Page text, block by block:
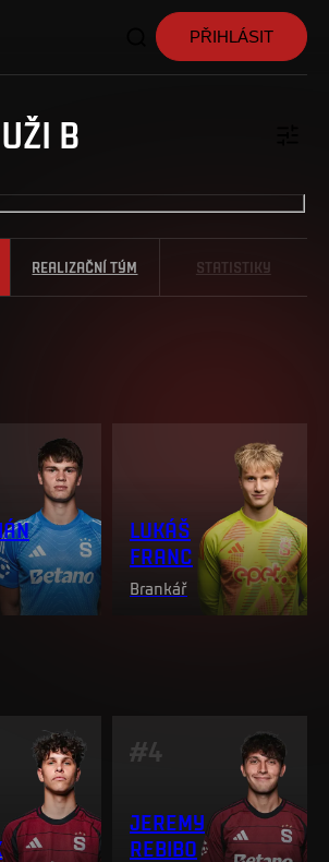
PŘIHLÁSIT
B
REALIZAČNÍ TÝM STATISTIKY
LUKÁŠ
FRANC
Brankář
#4
JEREMY
REBIBO